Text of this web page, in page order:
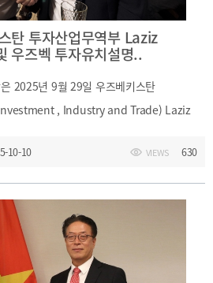
탄 투자산업무역부 Laziz
즈벡 투자유치설명..
2025년 9월 29일 우즈베키스탄
, Industry and Trade) Laziz
에 대한 설명을 청취하고, 향후
해 의견을 나누었습니다
10-10 VIEWS 630